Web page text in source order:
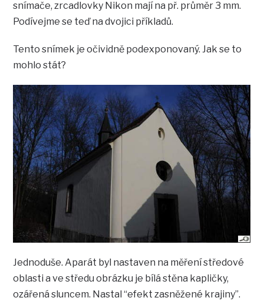
snímače, zrcadlovky Nikon mají na př. průměr 3 mm.
Podívejme se teď na dvojici příkladů.
Tento snímek je očividně podexponovaný. Jak se to
mohlo stát?
Jednoduše. Aparát byl nastaven na měření středové
oblasti a ve středu obrázku je bílá stěna kapličky,
ozářená sluncem. Nastal “efekt zasněžené krajiny”.